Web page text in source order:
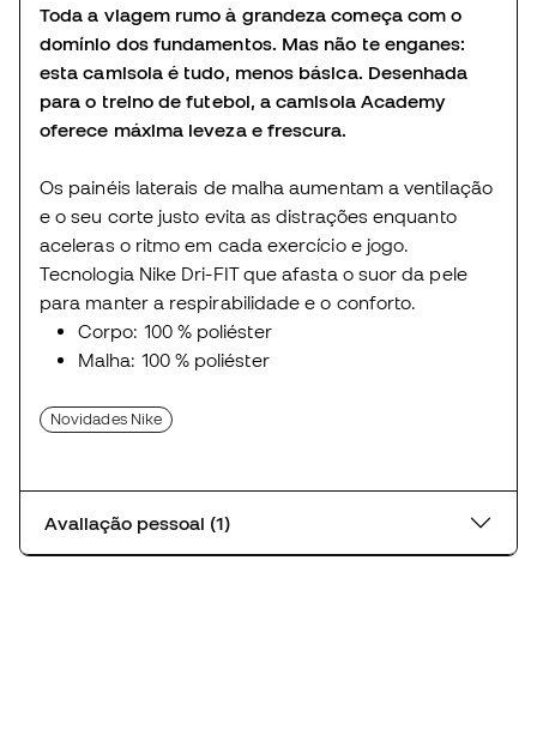
Toda a viagem rumo à grandeza começa com o
domínio dos fundamentos. Mas não te enganes:
esta camisola é tudo, menos básica. Desenhada
para o treino de futebol, a camisola Academy
oferece máxima leveza e frescura.
Os painéis laterais de malha aumentam a ventilação
e o seu corte justo evita as distrações enquanto
aceleras o ritmo em cada exercício e jogo.
Tecnologia Nike Dri-FIT que afasta o suor da pele
para manter a respirabilidade e o conforto.
Corpo: 100 % poliéster
Malha: 100 % poliéster
Novidades Nike
Avaliação pessoal (1)